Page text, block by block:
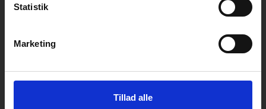
Statistik
Marketing
Tillad alle
DBC DIGITAL A/S
2750 Ballerup
CVR: 15149043 | EAN: 579 000 126830 5
Skriv til Forfatterweb-redaktionen